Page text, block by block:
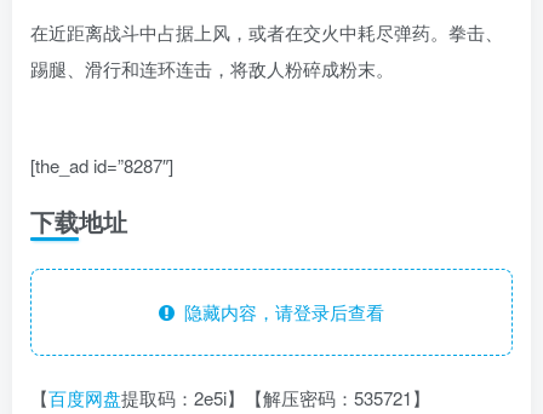
在近距离战斗中占据上风，或者在交火中耗尽弹药。拳击、
踢腿、滑行和连环连击，将敌人粉碎成粉末。
[the_ad id=”8287″]
下载地址
隐藏内容，请登录后查看
【百度网盘提取码：2e5i】【解压密码：535721】